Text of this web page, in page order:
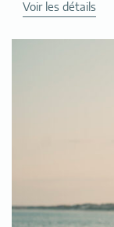
Voir les détailsde